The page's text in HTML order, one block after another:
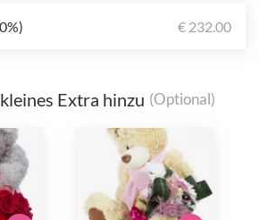
€ 232.00
Extra hinzu (Optional)